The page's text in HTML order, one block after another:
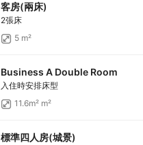
客房(兩床)
2張床
5 m²
Business A Double Room
入住時安排床型
11.6m² m²
標準四人房(城景)